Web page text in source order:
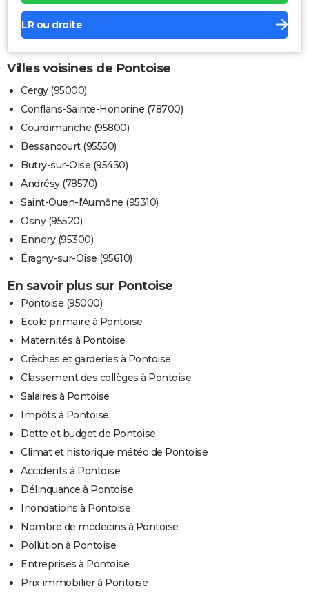
LR ou droite
Villes voisines de Pontoise
Cergy (95000)
Conflans-Sainte-Honorine (78700)
Courdimanche (95800)
Bessancourt (95550)
Butry-sur-Oise (95430)
Andrésy (78570)
Saint-Ouen-l'Aumône (95310)
Osny (95520)
Ennery (95300)
Éragny-sur-Oise (95610)
En savoir plus sur Pontoise
Pontoise (95000)
Ecole primaire à Pontoise
Maternités à Pontoise
Crèches et garderies à Pontoise
Classement des collèges à Pontoise
Salaires à Pontoise
Impôts à Pontoise
Dette et budget de Pontoise
Climat et historique météo de Pontoise
Accidents à Pontoise
Délinquance à Pontoise
Inondations à Pontoise
Nombre de médecins à Pontoise
Pollution à Pontoise
Entreprises à Pontoise
Prix immobilier à Pontoise